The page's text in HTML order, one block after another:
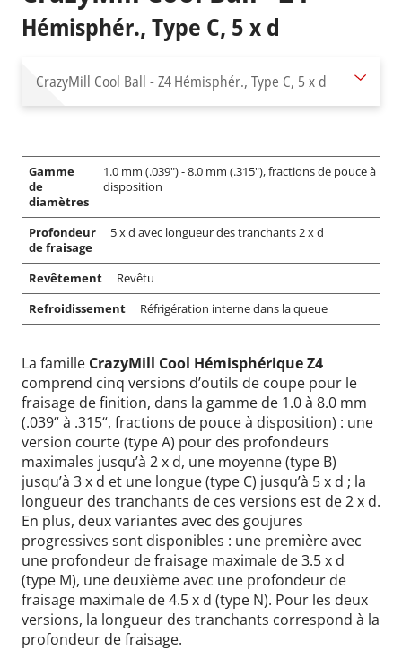
Hémisphér., Type C, 5 x d
CrazyMill Cool Ball - Z4Hémisphér., Type C, 5 x d
Gamme
de
diamètres
1.0 mm (.039") - 8.0 mm (.315"), fractions de pouce à
disposition
Profondeur
de fraisage
5 x d avec longueur des tranchants 2 x d
Revêtement
Revêtu
Refroidissement
Réfrigération interne dans la queue
La famille CrazyMill Cool Hémisphérique Z4
comprend cinq versions d’outils de coupe pour le
fraisage de finition, dans la gamme de 1.0 à 8.0 mm
(.039“ à .315“, fractions de pouce à disposition) : une
version courte (type A) pour des profondeurs
maximales jusqu’à 2 x d, une moyenne (type B)
jusqu’à 3 x d et une longue (type C) jusqu’à 5 x d ; la
longueur des tranchants de ces versions est de 2 x d.
En plus, deux variantes avec des goujures
progressives sont disponibles : une première avec
une profondeur de fraisage maximale de 3.5 x d
(type M), une deuxième avec une profondeur de
fraisage maximale de 4.5 x d (type N). Pour les deux
versions, la longueur des tranchants correspond à la
profondeur de fraisage.